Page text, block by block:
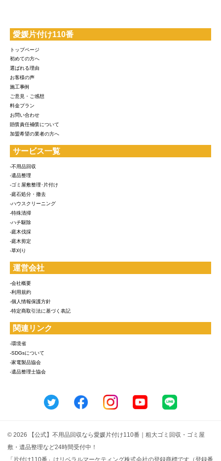
愛媛片付け110番
トップページ
初めての方へ
選ばれる理由
お客様の声
施工事例
ご意見・ご感想
料金プラン
お問い合わせ
賠償責任補償について
加盟希望の業者の方へ
サービス一覧
-不用品回収
-遺品整理
-ゴミ屋敷整理･片付け
-庭石処分・撤去
-ハウスクリーニング
-特殊清掃
-ハチ駆除
-庭木伐採
-庭木剪定
-草刈り
運営会社
-会社概要
-利用規約
-個人情報保護方針
-特定商取引法に基づく表記
関連リンク
-環境省
-SDGsについて
-家電製品協会
-遺品整理士協会
© 2026 【公式】不用品回収なら愛媛片付け110番｜粗大ゴミ回収・ゴミ屋
敷・遺品整理など24時間受付中！
「片付け110番」はリベラルマーケティング株式会社の登録商標です（登録番